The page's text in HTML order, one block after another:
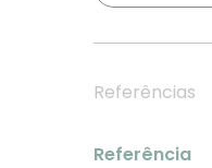
Referências
Referência